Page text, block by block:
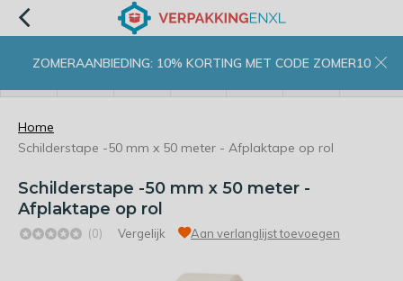
ZOMERAANBIEDING: 10% KORTING MET CODE ZOMER10
Home
Schilderstape -50 mm x 50 meter - Afplaktape op rol
Schilderstape -50 mm x 50 meter -
Afplaktape op rol
(0) Vergelijk Aan verlanglijst toevoegen